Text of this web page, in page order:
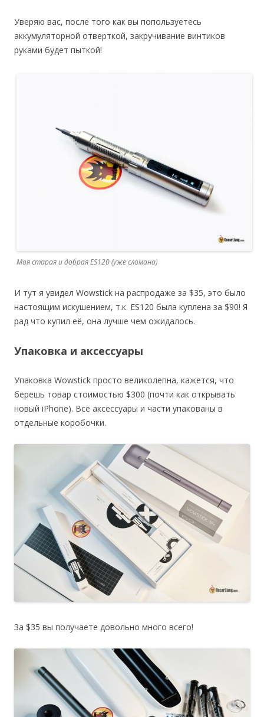
Уверяю вас, после того как вы попользуетесь
аккумуляторной отверткой, закручивание винтиков
руками будет пыткой!
Моя старая и добрая ES120 (уже сломана)
И тут я увидел Wowstick на распродаже за $35, это было
настоящим искушением, т.к. ES120 была куплена за $90! Я
рад что купил её, она лучше чем ожидалось.
Упаковка и аксессуары
Упаковка Wowstick просто великолепна, кажется, что
берешь товар стоимостью $300 (почти как открывать
новый iPhone). Все аксессуары и части упакованы в
отдельные коробочки.
За $35 вы получаете довольно много всего!